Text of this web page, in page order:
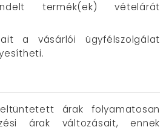
termék(ek) vételárát
a vásárlói ügyfélszolgálat
árak folyamatosan
árak változásait, ennek